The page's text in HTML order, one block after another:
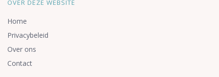
OVER DEZE WEBSITE
Home
Privacybeleid
Over ons
Contact